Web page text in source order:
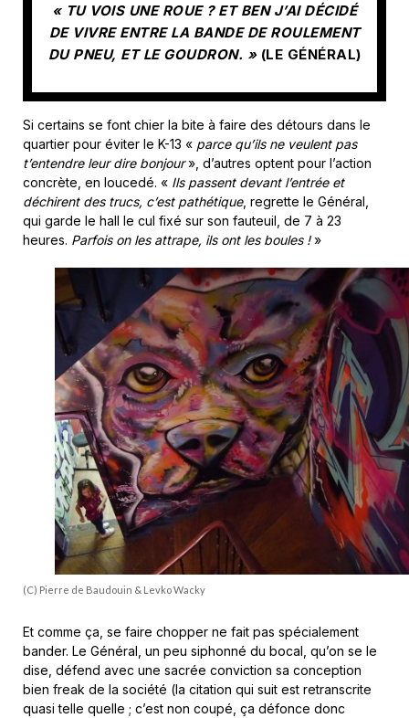
« TU VOIS UNE ROUE ? ET BEN J’AI DÉCIDÉ
DE VIVRE ENTRE LA BANDE DE ROULEMENT
DU PNEU, ET LE GOUDRON. » (LE GÉNÉRAL)
Si certains se font chier la bite à faire des détours dans le
quartier pour éviter le K-13 « parce qu’ils ne veulent pas
t’entendre leur dire bonjour», d’autres optent pour l’action
concrète, en loucedé. « Ils passent devant l’entrée et
déchirent des trucs, c’est pathétique, regrette le Général,
qui garde le hall le cul fixé sur son fauteuil, de 7 à 23
heures. Parfois on les attrape, ils ont les boules !»
(C) Pierre de Baudouin & Levko Wacky
Et comme ça, se faire chopper ne fait pas spécialement
bander. Le Général, un peu siphonné du bocal, qu’on se le
dise, défend avec une sacrée conviction sa conception
bien freak de la société (la citation qui suit est retranscrite
quasi telle quelle ; c’est non coupé, ça défonce donc